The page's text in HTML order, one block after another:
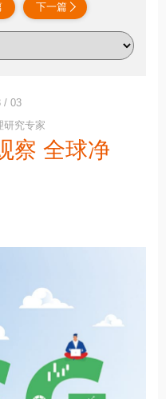
下一篇
/ 03
研究专家
察 全球净